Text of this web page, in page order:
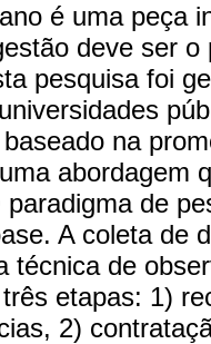
é uma peça
deve ser
pesquisa foi
na
abordagem
de
A coleta de
técnica de
etapas: 1)
2)